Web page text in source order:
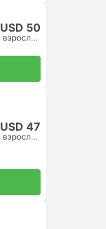
USD 50
за взрослого
USD 47
за взрослого